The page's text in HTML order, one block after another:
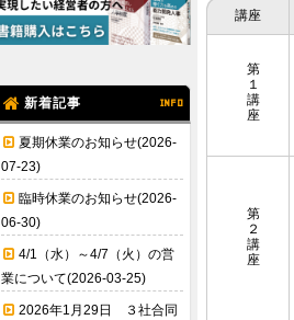
講座
第
１
講
座
第
２
講
座
新着記事 INFO
夏期休業のお知らせ(2026-
07-23)
臨時休業のお知らせ(2026-
06-30)
4/1（水）～4/7（火）の営
業について(2026-03-25)
2026年1月29日 ３社合同